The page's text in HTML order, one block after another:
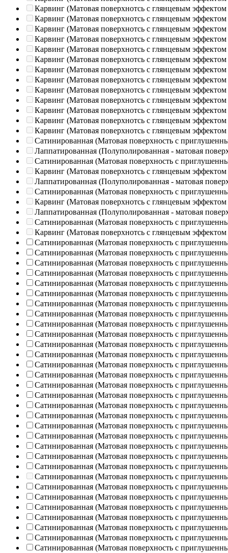
Карвинг (Матовая поверхнотсь с глянцевым эффектом
Карвинг (Матовая поверхнотсь с глянцевым эффектом
Карвинг (Матовая поверхнотсь с глянцевым эффектом
Карвинг (Матовая поверхнотсь с глянцевым эффектом
Карвинг (Матовая поверхнотсь с глянцевым эффектом
Карвинг (Матовая поверхнотсь с глянцевым эффектом
Карвинг (Матовая поверхнотсь с глянцевым эффектом
Карвинг (Матовая поверхнотсь с глянцевым эффектом
Карвинг (Матовая поверхнотсь с глянцевым эффектом
Карвинг (Матовая поверхнотсь с глянцевым эффектом
Карвинг (Матовая поверхнотсь с глянцевым эффектом
Карвинг (Матовая поверхнотсь с глянцевым эффектом
Карвинг (Матовая поверхнотсь с глянцевым эффектом
Сатинированная (Матовая поверхность с
Лаппатированная (Полуполированная - матовая
Сатинированная (Матовая поверхность с
Карвинг (Матовая поверхнотсь с глянцевым эффектом
Лаппатированная (Полуполированная - матовая
Сатинированная (Матовая поверхность с
Карвинг (Матовая поверхнотсь с глянцевым эффектом
Лаппатированная (Полуполированная - матовая
Сатинированная (Матовая поверхность с
Карвинг (Матовая поверхнотсь с глянцевым эффектом
Сатинированная (Матовая поверхность с
Сатинированная (Матовая поверхность с
Сатинированная (Матовая поверхность с
Сатинированная (Матовая поверхность с
Сатинированная (Матовая поверхность с
Сатинированная (Матовая поверхность с
Сатинированная (Матовая поверхность с
Сатинированная (Матовая поверхность с
Сатинированная (Матовая поверхность с
Сатинированная (Матовая поверхность с
Сатинированная (Матовая поверхность с
Сатинированная (Матовая поверхность с
Сатинированная (Матовая поверхность с
Сатинированная (Матовая поверхность с
Сатинированная (Матовая поверхность с
Сатинированная (Матовая поверхность с
Сатинированная (Матовая поверхность с
Сатинированная (Матовая поверхность с
Сатинированная (Матовая поверхность с
Сатинированная (Матовая поверхность с
Сатинированная (Матовая поверхность с
Сатинированная (Матовая поверхность с
Сатинированная (Матовая поверхность с
Сатинированная (Матовая поверхность с
Сатинированная (Матовая поверхность с
Сатинированная (Матовая поверхность с
Сатинированная (Матовая поверхность с
Сатинированная (Матовая поверхность с
Сатинированная (Матовая поверхность с
Сатинированная (Матовая поверхность с
Сатинированная (Матовая поверхность с